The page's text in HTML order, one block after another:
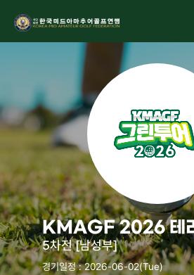
KMAGF 2026 테
5차전 [남성부]
경기일정 : 2026-06-02(Tue)